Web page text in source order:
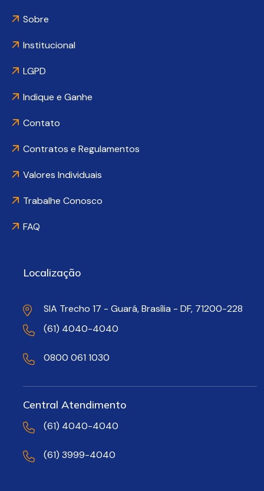
Sobre
Institucional
LGPD
Indique e Ganhe
Contato
Contratos e Regulamentos
Valores Individuais
Trabalhe Conosco
FAQ
Localização
SIA Trecho 17 - Guará, Brasília - DF, 71200-228
(61) 4040-4040
0800 061 1030
Central Atendimento
(61) 4040-4040
(61) 3999-4040